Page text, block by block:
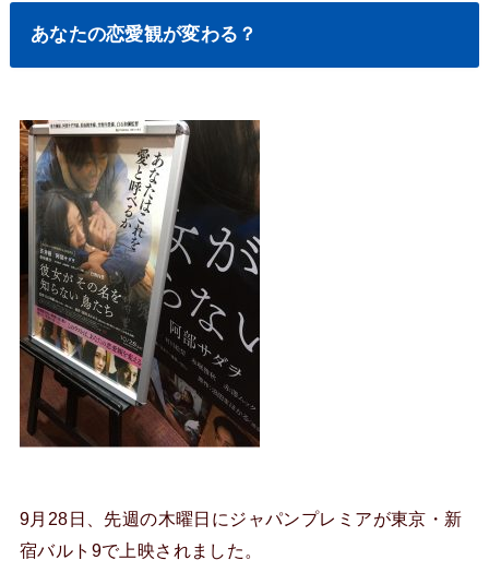
あなたの恋愛観が変わる？
9月28日、先週の木曜日にジャパンプレミアが東京・新
宿バルト9で上映されました。